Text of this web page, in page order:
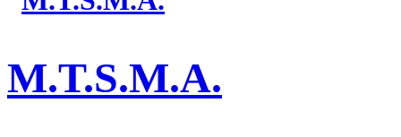
M.T.S.M.A.